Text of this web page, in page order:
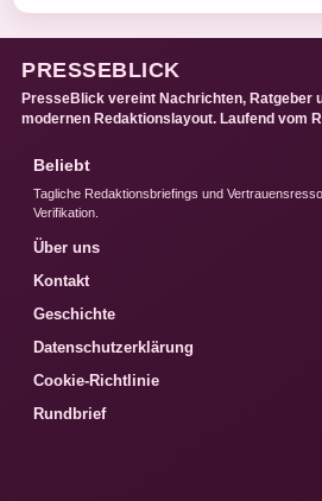
PRESSEBLICK
PresseBlick vereint Nachrichten, Ratgeber
modernen Redaktionslayout. Laufend vom
Beliebt
Tagliche Redaktionsbriefings und
Verifikation.
Über uns
Kontakt
Geschichte
Datenschutzerklärung
Cookie-Richtlinie
Rundbrief